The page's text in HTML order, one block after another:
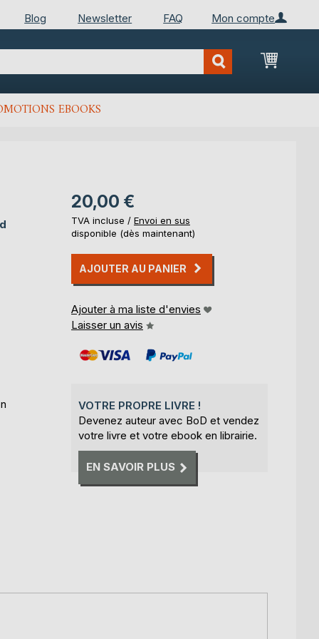
Mon compte
Blog Newsletter FAQ
Mon
EBOOKS
20,00 €
TVA incluse / Envoi en sus
disponible (dès maintenant)
AJOUTER AU PANIER
Ajouter à ma liste d'envies
Laisser un avis
VOTRE PROPRE LIVRE !
Devenez auteur avec BoD et vendez
votre livre et votre ebook en librairie.
EN SAVOIR PLUS